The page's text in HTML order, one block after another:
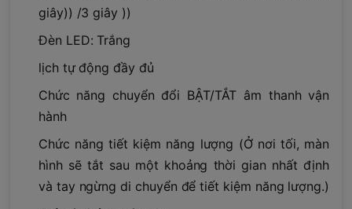
giây)) /3 giây ))
Đèn LED: Trắng
lịch tự động đầy đủ
Chức năng chuyển đổi BẬT/TẮT âm thanh vận
hành
Chức năng tiết kiệm năng lượng (Ở nơi tối, màn
hình sẽ tắt sau một khoảng thời gian nhất định
và tay ngừng di chuyển để tiết kiệm năng lượng.)